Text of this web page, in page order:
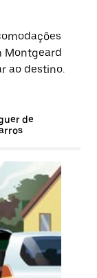
Montgeard
ao destino.
de